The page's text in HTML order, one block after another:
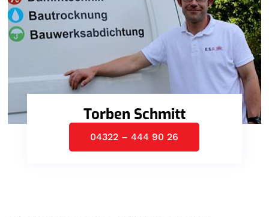
Torben Schmitt
04322 – 444 90 26